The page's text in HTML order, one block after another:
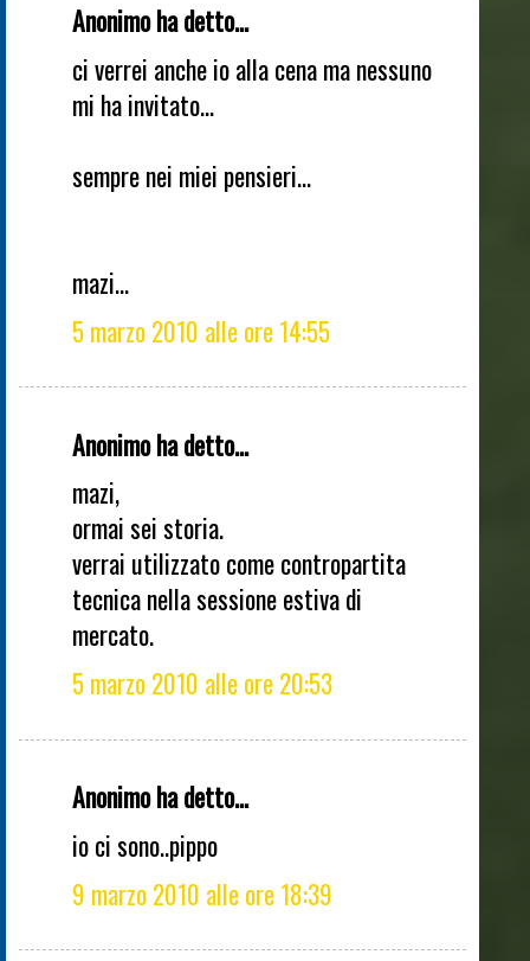
Anonimo ha detto...
ci verrei anche io alla cena ma nessuno
mi ha invitato...
sempre nei miei pensieri...
mazi...
5 marzo 2010 alle ore 14:55
Anonimo ha detto...
mazi,
ormai sei storia.
verrai utilizzato come contropartita
tecnica nella sessione estiva di
mercato.
5 marzo 2010 alle ore 20:53
Anonimo ha detto...
io ci sono..pippo
9 marzo 2010 alle ore 18:39